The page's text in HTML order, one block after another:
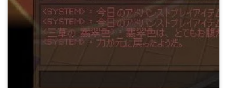
みどりの進行度。ぼくが神を信じないのは、努
力が実ることを知っているからだ。